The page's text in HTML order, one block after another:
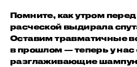
Помните, как утром
расческой выдирала
Оставим травматичные
в прошлом — теперь у нас
разглаживающие